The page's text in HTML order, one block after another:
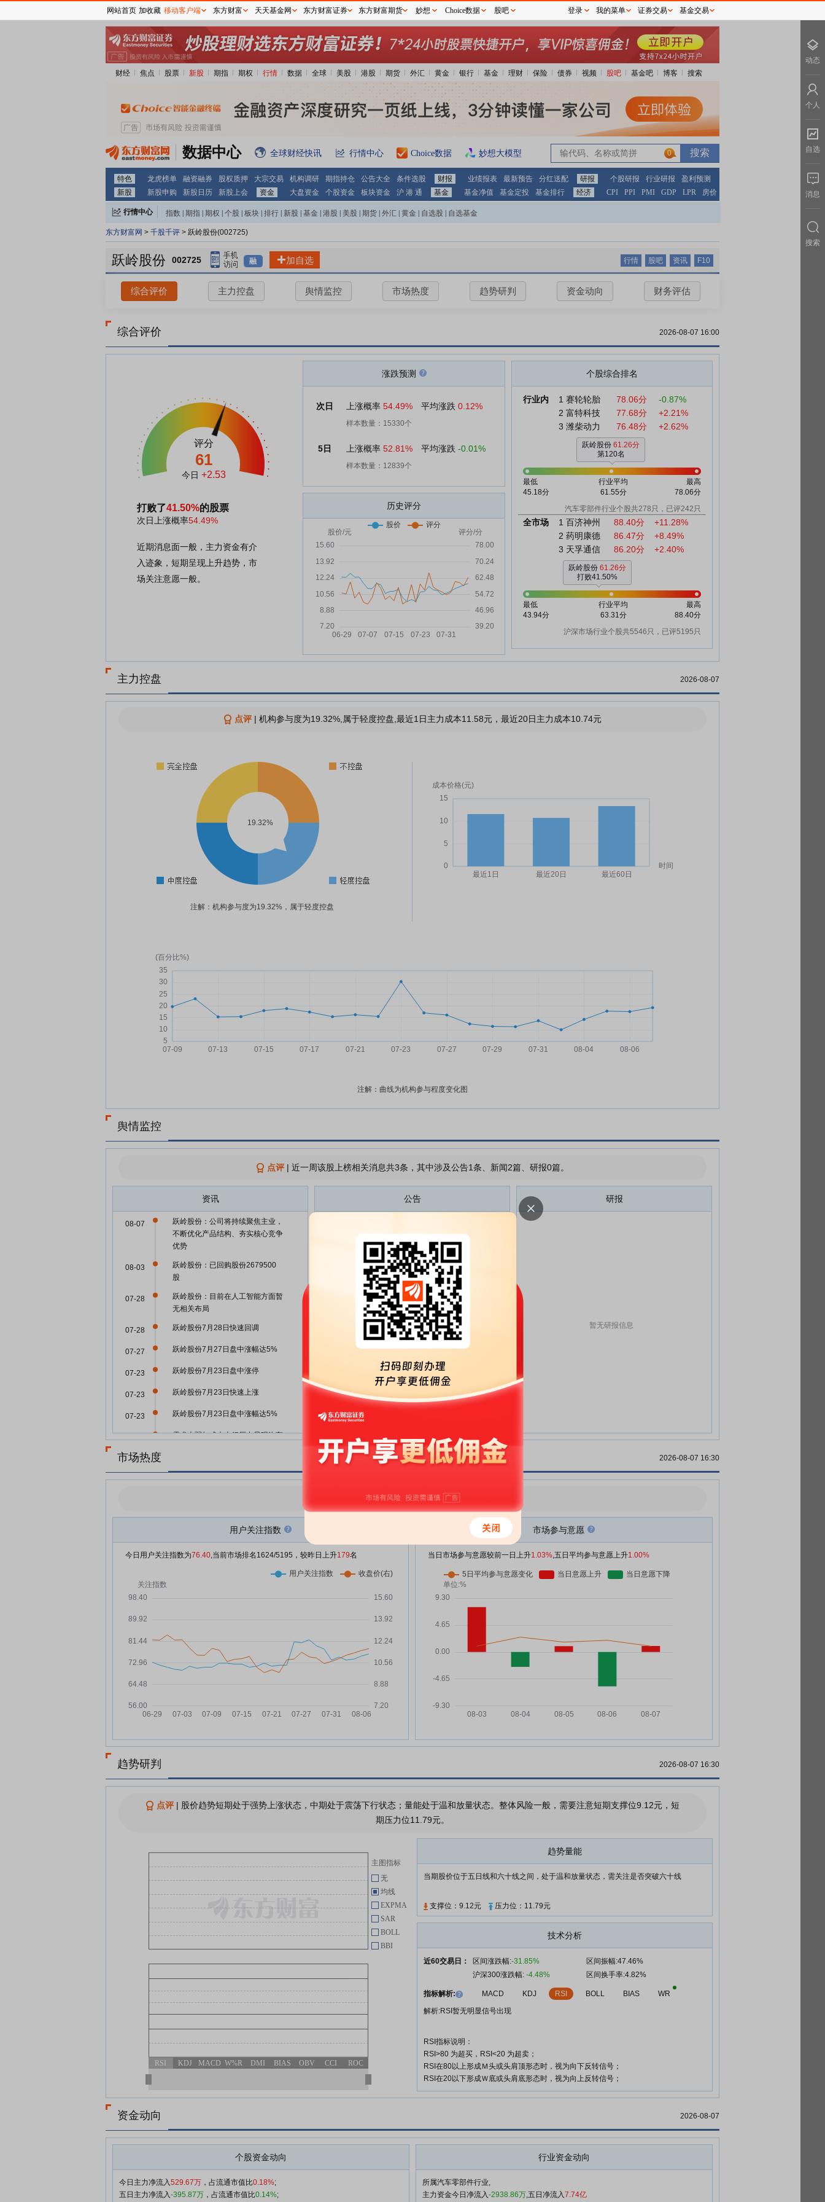
财经 焦点 股票 新股 期指 期权 行情 数据 全球 美股 港股 期货 外汇 黄金 银行 基金 理财 保险 债券 视频 股吧 基金吧 博客 搜索
数据中心 全球财经快讯 行情中心 Choice数据 妙想大模型 0
特色 龙虎榜单 融资融券 股权质押 大宗交易 机构调研 期指持仓 公告大全 条件选股 财报 业绩报表 最新预告 分红送配 研报 个股研报 行业研报
盈利预测
新股
新股申购 新股日历 新股上会 资金 大盘资金 个股资金 板块资金 沪 港 通 基金 基金净值 基金定投 基金排行 经济 CPI PPI PMI GDP LPR 房价
行情中心 指数 期指 期权 个股 板块 排行 新股 基金 港股 美股 期货 外汇 黄金 自选股 自选基金
东方财富网 > 千股千评 > 跃岭股份(002725)
跃岭股份 002725 融 加自选 行情 股吧 资讯 F10
综合评价 主力控盘 舆情监控 市场热度 趋势研判 资金动向 财务评估
综合评价 2026-08-07 16:00
评分
61
今日 +2.53
打败了41.50%的股票
次日上涨概率54.49%
近期消息面一般，主力资金有介
入迹象，短期呈现上升趋势，市
场关注意愿一般。
涨跌预测
次日 上涨概率 54.49% 平均涨跌 0.12%
样本数量：15330个
5日 上涨概率 52.81% 平均涨跌 -0.01%
样本数量：12839个
历史评分
个股综合排名
行业内 1 赛轮轮胎 78.06分
-0.87%
2 富特科技 77.68分
+2.21%
3 潍柴动力 76.48分 +2.62%
跃岭股份 61.26分
第120名
最低
45.18分
行业平均
61.55分
最高
78.06分
汽车零部件行业个股共278只，已评242只
全市场 1 百济神州 88.40分
+11.28%
2 药明康德 86.47分
+8.49%
3 天孚通信 86.20分 +2.40%
跃岭股份 61.26分
打败41.50%
最低
43.94分
行业平均
63.31分
最高
88.40分
沪深市场行业个股共5546只，已评5195只
主力控盘 2026-08-07
点评| 机构参与度为19.32%,属于轻度控盘,最近1日主力成本11.58元，最近20日主力成本10.74元
19.32%
注解：机构参与度为19.32%，属于轻度控盘
注解：曲线为机构参与程度变化图
舆情监控
点评| 近一周该股上榜相关消息共3条，其中涉及公告1条、新闻2篇、研报0篇。
资讯
跃岭股份：公司将持续聚焦主业，
不断优化产品结构、夯实核心竞争
优势
08-07
跃岭股份：已回购股份2679500
股
08-03
跃岭股份：目前在人工智能方面暂
无相关布局
07-28
跃岭股份7月28日快速回调
07-28
跃岭股份7月27日盘中涨幅达5%
07-27
跃岭股份7月23日盘中涨停
07-23
跃岭股份7月23日快速上涨
07-23
跃岭股份7月23日盘中涨幅达5%
07-23
需求走弱与成本上行压力显现汽车
07-23
跃岭股份7月21日盘中跌幅达5%
07-21
跃岭股份：累计回购公司股份
1506800股
中小市值企业占比逾六成 7月以来
跃岭股份：关于调整回购股份资金
来源暨取得金融机构股票回购专项
07-13
查看更多
公告
告
跃岭股份:关于回购股份比例达到
1%暨回购进展的公告
跃岭股份:关于调整回购股份资金
来源暨取得金融机构股票回购专项
贷款承诺函的公告
跃岭股份:第六届董事会第七次会
议决议公告
跃岭股份:2026年半年度业绩预告
跃岭股份:关于首次回购公司股份
股情况的公告
07-01
跃岭股份:第六届董事会第六次会
06-30
的公告
跃岭股份:关于公司5%以上股东提
前终止减持计划的公告
跃岭股份:关于公开挂牌转让所持
中石光芯(石狮)有限公司10.05%
股权的进展公告
05-22
跃岭股份:2025年年度权益分派实
跃岭股份:关于公司5%以上股东减
持股份的预披露公告
跃岭股份:2025年年度股东会决议
跃岭股份:北京市中伦(上海)律师事
05-16
日暨2025年度业绩说明会活动的
公告
05-09
跃岭股份:关于公开挂牌转让所持
股权的进展公告
跃岭股份:第六届董事会第五次会
议决议公告
研报
暂无研报信息
市场热度 2026-08-07 16:30
今日用户关注度有所上升，参与意愿有所增强
市场参与意愿
当日市场参与意愿较前一日上升1.03%,五日平均参与意愿上升1.00%
用户关注指数
今日用户关注指数为76.40,当前市场排名 1624/5195，较昨日上升179名
趋势研判 2026-08-07 16:30
点评| 股价趋势短期处于强势上涨状态，中期处于震荡下行状态；量能处于温和放量状态。整体风险一般，需要注意短期支撑位9.12元，短
期压力位11.79元。
趋势量能
当期股价位于五日线和六十线之间，处于温和放量状态，需关注是否突破六十线
支撑位：9.12元 压力位：11.79元
技术分析
近60交易日： 区间涨跌幅:-31.85%
区间振幅:47.46%
沪深300涨跌幅: -4.48% 区间换手率:4.82%
指标解析: MACD KDJ RSI BOLL BIAS
WR
解析:RSI暂无明显信号出现
RSI指标说明：
RSI>80 为超买，RSI<20 为超卖；
RSI在80以上形成Ｍ头或头肩顶形态时，视为向下反转信号；
RSI在20以下形成Ｗ底或头肩底形态时，视为向上反转信号；
主图指标
无
均线
EXPMA
SAR
BOLL
BBI
RSI KDJ MACD W%R DMI BIAS OBV CCI ROC
资金动向 2026-08-07
个股资金动向
今日主力净流入529.67万 ，占流通市值比0.18%;
五日主力净流入-395.87万 ，占流通市值比0.14%;
行业资金动向
所属汽车零部件行业,
主力资金今日净流入-2938.86万,五日净流入7.74亿
网站首页 加收藏 移动客户端 东方财富 天天基金网 东方财富证券 东方财富期货 妙想 Choice数据 股吧 登录 我的菜单 证券交易 基金交易
动态
个人
自选
消息
搜索